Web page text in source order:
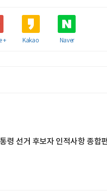
+ Kakao Naver
령 선거 후보자 인적사항 종합편